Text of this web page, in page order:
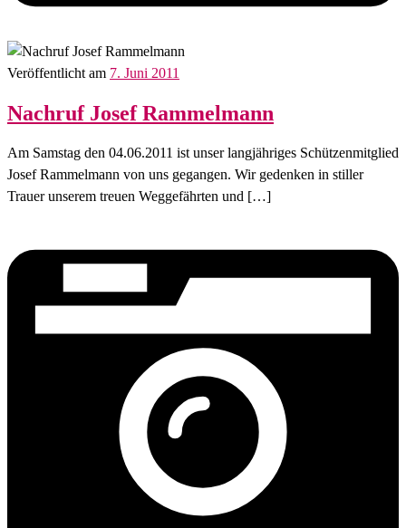
Veröffentlicht am 7. Juni 2011
Nachruf Josef Rammelmann
Am Samstag den 04.06.2011 ist unser langjähriges Schützenmitglied
Josef Rammelmann von uns gegangen. Wir gedenken in stiller
Trauer unserem treuen Weggefährten und […]